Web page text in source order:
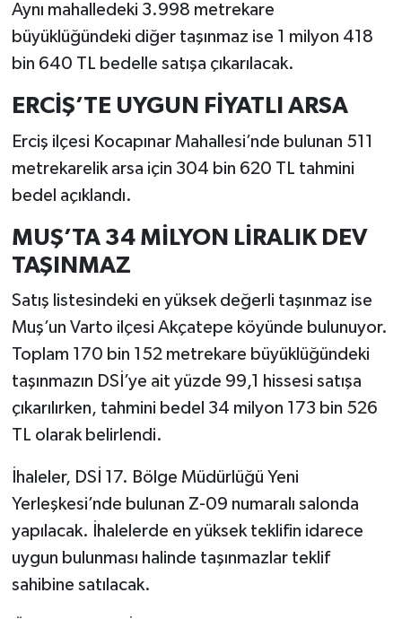
Aynı mahalledeki 3.998 metrekare
büyüklüğündeki diğer taşınmaz ise 1 milyon 418
bin 640 TL bedelle satışa çıkarılacak.
ERCİŞ’TE UYGUN FİYATLI ARSA
Erciş ilçesi Kocapınar Mahallesi’nde bulunan 511
metrekarelik arsa için 304 bin 620 TL tahmini
bedel açıklandı.
MUŞ’TA 34 MİLYON LİRALIK DEV
TAŞINMAZ
Satış listesindeki en yüksek değerli taşınmaz ise
Muş’un Varto ilçesi Akçatepe köyünde bulunuyor.
Toplam 170 bin 152 metrekare büyüklüğündeki
taşınmazın DSİ’ye ait yüzde 99,1 hissesi satışa
çıkarılırken, tahmini bedel 34 milyon 173 bin 526
TL olarak belirlendi.
İhaleler, DSİ 17. Bölge Müdürlüğü Yeni
Yerleşkesi’nde bulunan Z-09 numaralı salonda
yapılacak. İhalelerde en yüksek teklifin idarece
uygun bulunması halinde taşınmazlar teklif
sahibine satılacak.